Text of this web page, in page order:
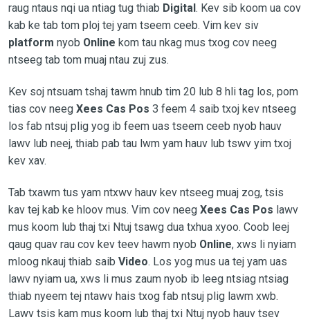
raug ntaus nqi ua ntiag tug thiab Digital. Kev sib koom ua cov
kab ke tab tom ploj tej yam tseem ceeb. Vim kev siv
platform nyob Online kom tau nkag mus txog cov neeg
ntseeg tab tom muaj ntau zuj zus.
Kev soj ntsuam tshaj tawm hnub tim 20 lub 8 hli tag los, pom
tias cov neeg Xees Cas Pos 3 feem 4 saib txoj kev ntseeg
los fab ntsuj plig yog ib feem uas tseem ceeb nyob hauv
lawv lub neej, thiab pab tau lwm yam hauv lub tswv yim txoj
kev xav.
Tab txawm tus yam ntxwv hauv kev ntseeg muaj zog, tsis
kav tej kab ke hloov mus. Vim cov neeg Xees Cas Pos lawv
mus koom lub thaj txi Ntuj tsawg dua txhua xyoo. Coob leej
qaug quav rau cov kev teev hawm nyob Online, xws li nyiam
mloog nkauj thiab saib Video. Los yog mus ua tej yam uas
lawv nyiam ua, xws li mus zaum nyob ib leeg ntsiag ntsiag
thiab nyeem tej ntawv hais txog fab ntsuj plig lawm xwb.
Lawv tsis kam mus koom lub thaj txi Ntuj nyob hauv tsev